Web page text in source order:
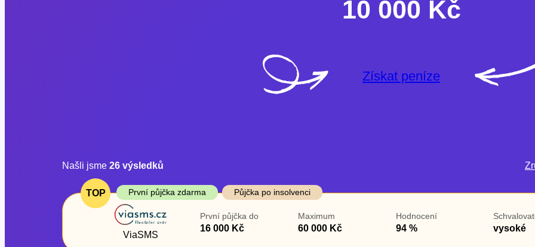
10 000 Kč
Získat peníze
Cena
Od
První půjčka zdarma
ano
Našli jsme 26 výsledků
TOP První půjčka zdarma Půjčka po insolvenci
ViaSMS
První půjčka do
16 000 Kč
Maximum
60 000 Kč
Hodnocení
94 % vysoké